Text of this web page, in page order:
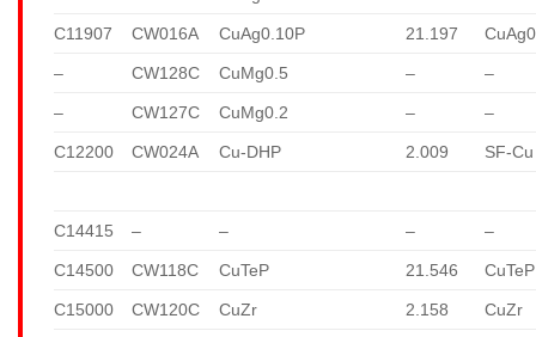
C11907 CW016A CuAg0.10P 21.197
– CW128C CuMg0.5 – –
– CW127C CuMg0.2 – –
C12200 CW024A Cu-DHP 2.009 SF-Cu
C14415 – – – –
C14500 CW118C CuTeP 21.546 CuTeP
C15000 CW120C CuZr 2.158 CuZr